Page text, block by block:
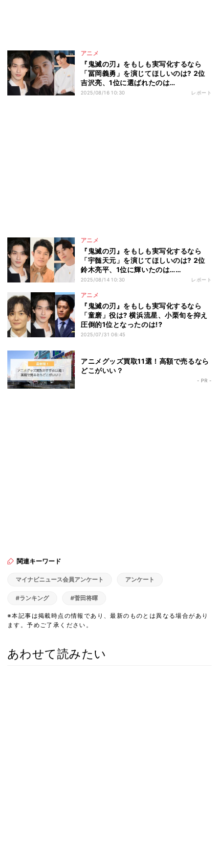
アニメ
『鬼滅の刃』をもしも実写化するなら
「冨岡義勇」を演じてほしいのは? 2位
吉沢亮、1位に選ばれたのは…
2025/08/16 10:30 レポート
アニメ
『鬼滅の刃』をもしも実写化するなら
「宇髄天元」を演じてほしいのは? 2位
鈴木亮平、1位に輝いたのは……
2025/08/14 10:30 レポート
アニメ
『鬼滅の刃』をもしも実写化するなら
「童磨」役は? 横浜流星、小栗旬を抑え
圧倒的1位となったのは!?
2025/07/31 06:45
アニメグッズ買取11選！高額で売るなら
どこがいい？
- PR -
関連キーワード
マイナビニュース会員アンケート アンケート
#ランキング #菅田将暉
※本記事は掲載時点の情報であり、最新のものとは異なる場合があり
ます。予めご了承ください。
あわせて読みたい